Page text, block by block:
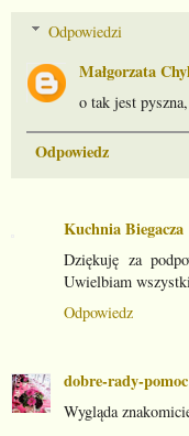
Odpowiedzi
Małgorzata
o tak jest
Odpowiedz
Kuchnia Biegacza
Dziękuję za
Uwielbiam
Odpowiedz
dobre-rady-pomoc
Wygląda